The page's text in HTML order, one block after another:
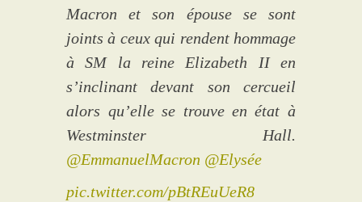
Macron et son épouse se sont
joints à ceux qui rendent hommage
à SM la reine Elizabeth II en
s’inclinant devant son cercueil
alors qu’elle se trouve en état à
Westminster Hall.
@EmmanuelMacron @Elysée
pic.twitter.com/pBtREuUeR8